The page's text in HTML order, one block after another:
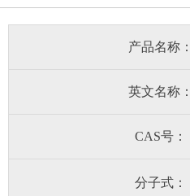
产品名称：
英文名称：
CAS号：
分子式：